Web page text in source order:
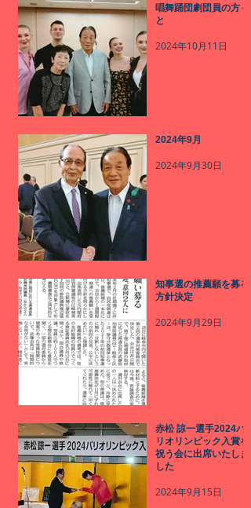
唱舞踊団劇団員の方々
と
2024年10月11日
2024年9月
2024年9月30日
知事選の推薦願を募る
方針決定
2024年9月29日
赤松 諒一選手2024パ
リオリンピック入賞を
祝う会に出席いたしま
した
2024年9月15日